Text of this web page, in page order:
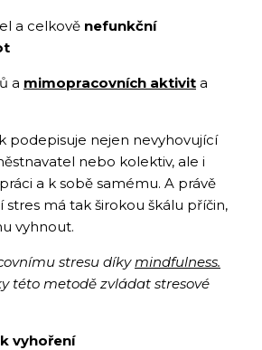
a celkově nefunkční
a mimopracovních aktivit a
podepisuje nejen nevyhovující
nebo kolektiv, ale i
a k sobě samému. A právě
stres má tak širokou škálu příčin,
vyhnout.
stresu díkymindfulness.
této metodě zvládat stresové
vyhoření